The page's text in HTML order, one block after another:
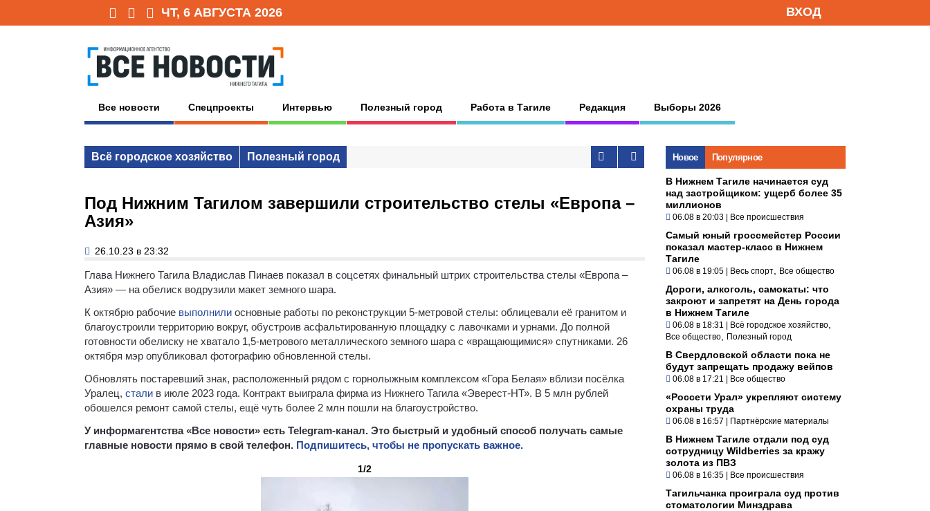
ЧТ, 6 АВГУСТА 2026 ВХОД
Все новости Спецпроекты Интервью Полезный город Работа в Тагиле Редакция Выборы 2026
Всё городское хозяйство Полезный город
Под Нижним Тагилом завершили строительство стелы «Европа –
Азия»
26.10.23 в 23:32
Глава Нижнего Тагила Владислав Пинаев показал в соцсетях финальный штрих строительства стелы «Европа –
Азия» — на обелиск водрузили макет земного шара.
К октябрю рабочие выполнили основные работы по реконструкции 5-метровой стелы: облицевали её гранитом и
благоустроили территорию вокруг, обустроив асфальтированную площадку с лавочками и урнами. До полной
готовности обелиску не хватало 1,5-метрового металлического земного шара с «вращающимися» спутниками. 26
октября мэр опубликовал фотографию обновленной стелы.
Обновлять постаревший знак, расположенный рядом с горнолыжным комплексом «Гора Белая» вблизи посёлка
Уралец, стали в июле 2023 года. Контракт выиграла фирма из Нижнего Тагила «Эверест-НТ». В 5 млн рублей
обошелся ремонт самой стелы, ещё чуть более 2 млн пошли на благоустройство.
У информагентства «Все новости» есть Telegram-канал. Это быстрый и удобный способ получать самые
главные новости прямо в свой телефон. Подпишитесь, чтобы не пропускать важное.
1/2
Новое Популярное
В Нижнем Тагиле начинается суд
над застройщиком: ущерб более 35
миллионов
06.08 в 20:03 | Все происшествия
Самый юный гроссмейстер России
показал мастер-класс в Нижнем
Тагиле
06.08 в 19:05 | Весь спорт Все общество
Дороги, алкоголь, самокаты: что
закроют и запретят на День города
в Нижнем Тагиле
06.08 в 18:31 | Всё городское хозяйство
Все общество Полезный город
В Свердловской области пока не
будут запрещать продажу вейпов
06.08 в 17:21 | Все общество
«Россети Урал» укрепляют систему
охраны труда
06.08 в 16:57 | Партнёрские материалы
В Нижнем Тагиле отдали под суд
сотрудницу Wildberries за кражу
золота из ПВЗ
06.08 в 16:35 | Все происшествия
Тагильчанка проиграла суд против
стоматологии Минздрава